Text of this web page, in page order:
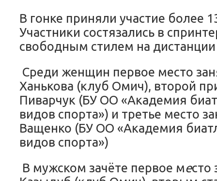
В гонке приняли участие более
Участники состязались в
свободным стилем на
Среди женщин первое место
Ханькова (клуб Омич), второй
Пиварчук (БУ ОО «Академия
видов спорта») и третье место
Ващенко (БУ ОО «Академия
видов спорта»)
В мужском зачёте первое место